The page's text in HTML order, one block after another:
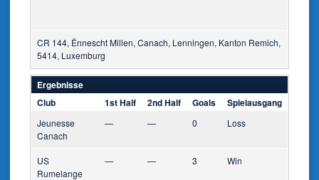
CR 144, Ënnescht Millen, Canach, Lenningen, Kanton Remich,
5414, Luxemburg
Ergebnisse
Club
1st Half 2nd Half Goals Spielausgang
Jeunesse
Canach
— — 0 Loss
US
Rumelange
— — 3 Win